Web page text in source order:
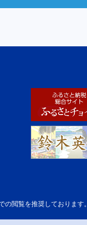
閲覧を推奨しております。